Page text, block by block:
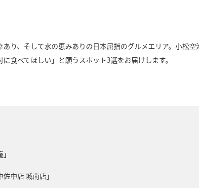
り、そして水の恵みありの日本屈指のグルメエリア。小松
食べてほしい」と願うスポット3選をお届けします。
中店 城南店」